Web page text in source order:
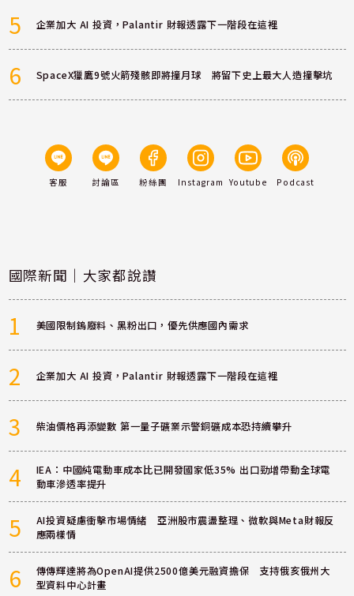
5 企業加大 AI 投資，Palantir 財報透露下一階段在這裡
6 SpaceX獵鷹9號火箭殘骸即將撞月球 將留下史上最大人造撞擊坑
客服 討論區 粉絲團 Instagram Youtube Podcast
國際新聞｜大家都說讚
1 美國限制鎢廢料、黑粉出口，優先供應國內需求
2 企業加大 AI 投資，Palantir 財報透露下一階段在這裡
3 柴油價格再添變數 第一量子礦業示警銅礦成本恐持續攀升
4
IEA：中國純電動車成本比已開發國家低35% 出口勁增帶動全球電
動車滲透率提升
5
AI投資疑慮衝擊市場情緒 亞洲股市震盪整理、微軟與Meta財報反
應兩樣情
6
傳傳輝達將為OpenAI提供2500億美元融資擔保 支持俄亥俄州大
型資料中心計畫